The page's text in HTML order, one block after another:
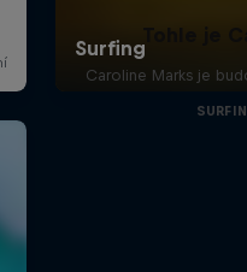
Caroline Marks je